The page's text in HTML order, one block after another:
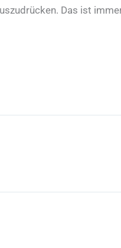
Das ist